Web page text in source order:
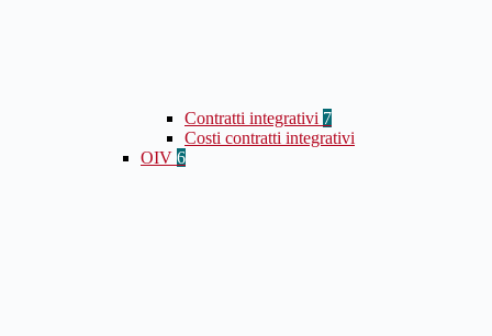
Contratti integrativi 7
Costi contratti integrativi
OIV 6